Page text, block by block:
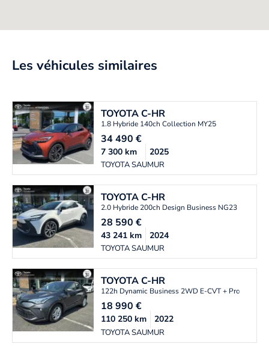
Les véhicules similaires
TOYOTAC-HR
1.8 Hybride 140ch Collection MY25
34 490€
TOYOTA SAUMUR
7 300km 2025
TOYOTAC-HR
2.0 Hybride 200ch Design Business NG23
28 590€
TOYOTA SAUMUR
43 241km 2024
TOYOTAC-HR
122h Dynamic Business 2WD E-CVT +
18 990€
TOYOTA SAUMUR
110 250km 2022